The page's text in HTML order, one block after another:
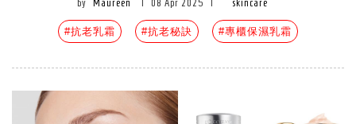
by Maureen 08 Apr 2025 skincare
#抗老乳霜 #抗老秘訣 #專櫃保濕乳霜